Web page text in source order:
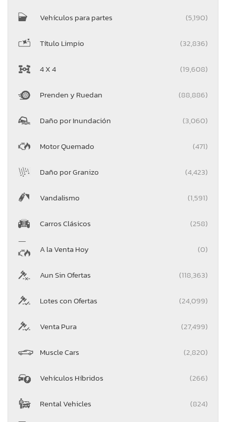
Vehículos para partes (5,190)
Título Limpio (32,836)
4 X 4 (19,608)
Prenden y Ruedan (88,886)
Daño por Inundación (3,060)
Motor Quemado (471)
Daño por Granizo (4,423)
Vandalismo (1,591)
Carros Clásicos (258)
A la Venta Hoy (0)
Aun Sin Ofertas (118,363)
Lotes con Ofertas (24,099)
Venta Pura (27,499)
Muscle Cars (2,820)
Vehículos Híbridos (266)
Rental Vehicles (824)